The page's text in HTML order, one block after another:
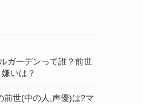
ガーデンって誰？前世
いは？
前世(中の人,声優)は?マ